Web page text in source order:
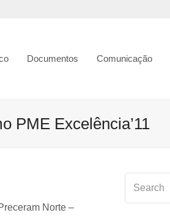
Documentos Comunicação
PME Excelência’11
Norte –